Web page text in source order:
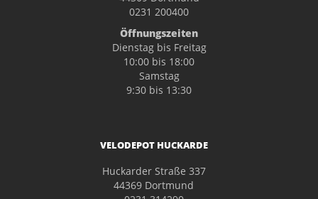
0231 200400
Öffnungszeiten
Dienstag bis Freitag
10:00 bis 18:00
Samstag
9:30 bis 13:30
VELODEPOT HUCKARDE
Huckarder Straße 337
44369 Dortmund